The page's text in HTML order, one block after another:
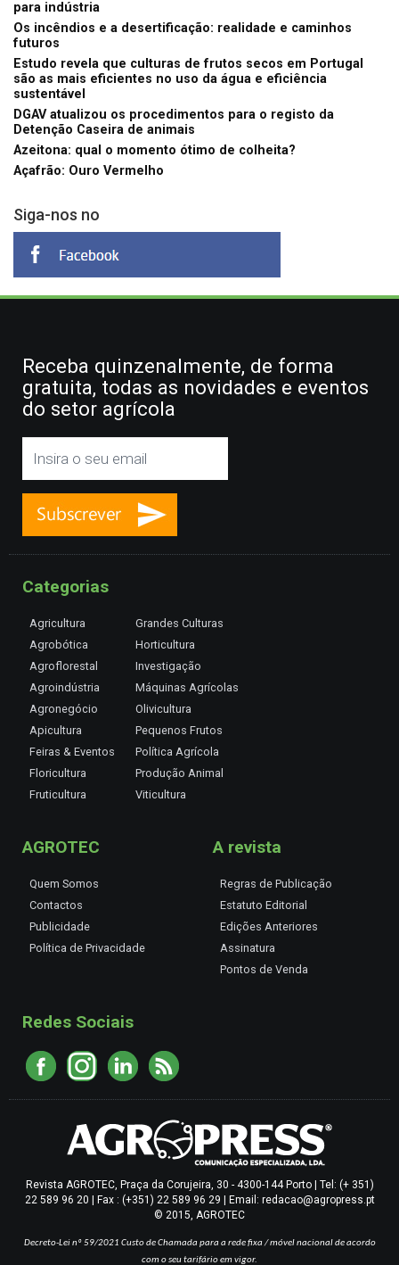
para indústria
Os incêndios e a desertificação: realidade e caminhos
futuros
Estudo revela que culturas de frutos secos em Portugal
são as mais eficientes no uso da água e eficiência
sustentável
DGAV atualizou os procedimentos para o registo da
Detenção Caseira de animais
Azeitona: qual o momento ótimo de colheita?
Açafrão: Ouro Vermelho
Siga-nos no
Receba quinzenalmente, de forma
gratuita, todas as novidades e eventos
do setor agrícola
Categorias
Agricultura
Agrobótica
Agroflorestal
Agroindústria
Agronegócio
Apicultura
Feiras & Eventos
Floricultura
Fruticultura
Grandes Culturas
Horticultura
Investigação
Máquinas Agrícolas
Olivicultura
Pequenos Frutos
Política Agrícola
Produção Animal
Viticultura
AGROTEC
Quem Somos
Contactos
Publicidade
Política de Privacidade
A revista
Regras de Publicação
Estatuto Editorial
Edições Anteriores
Assinatura
Pontos de Venda
Redes Sociais
Revista AGROTEC, Praça da Corujeira, 30 - 4300-144 Porto | Tel: (+ 351)
22 589 96 20 | Fax : (+351) 22 589 96 29 | Email: redacao@agropress.pt
© 2015, AGROTEC
Decreto-Lei nº 59/2021 Custo de Chamada para a rede fixa / móvel nacional de acordo
com o seu tarifário em vigor.